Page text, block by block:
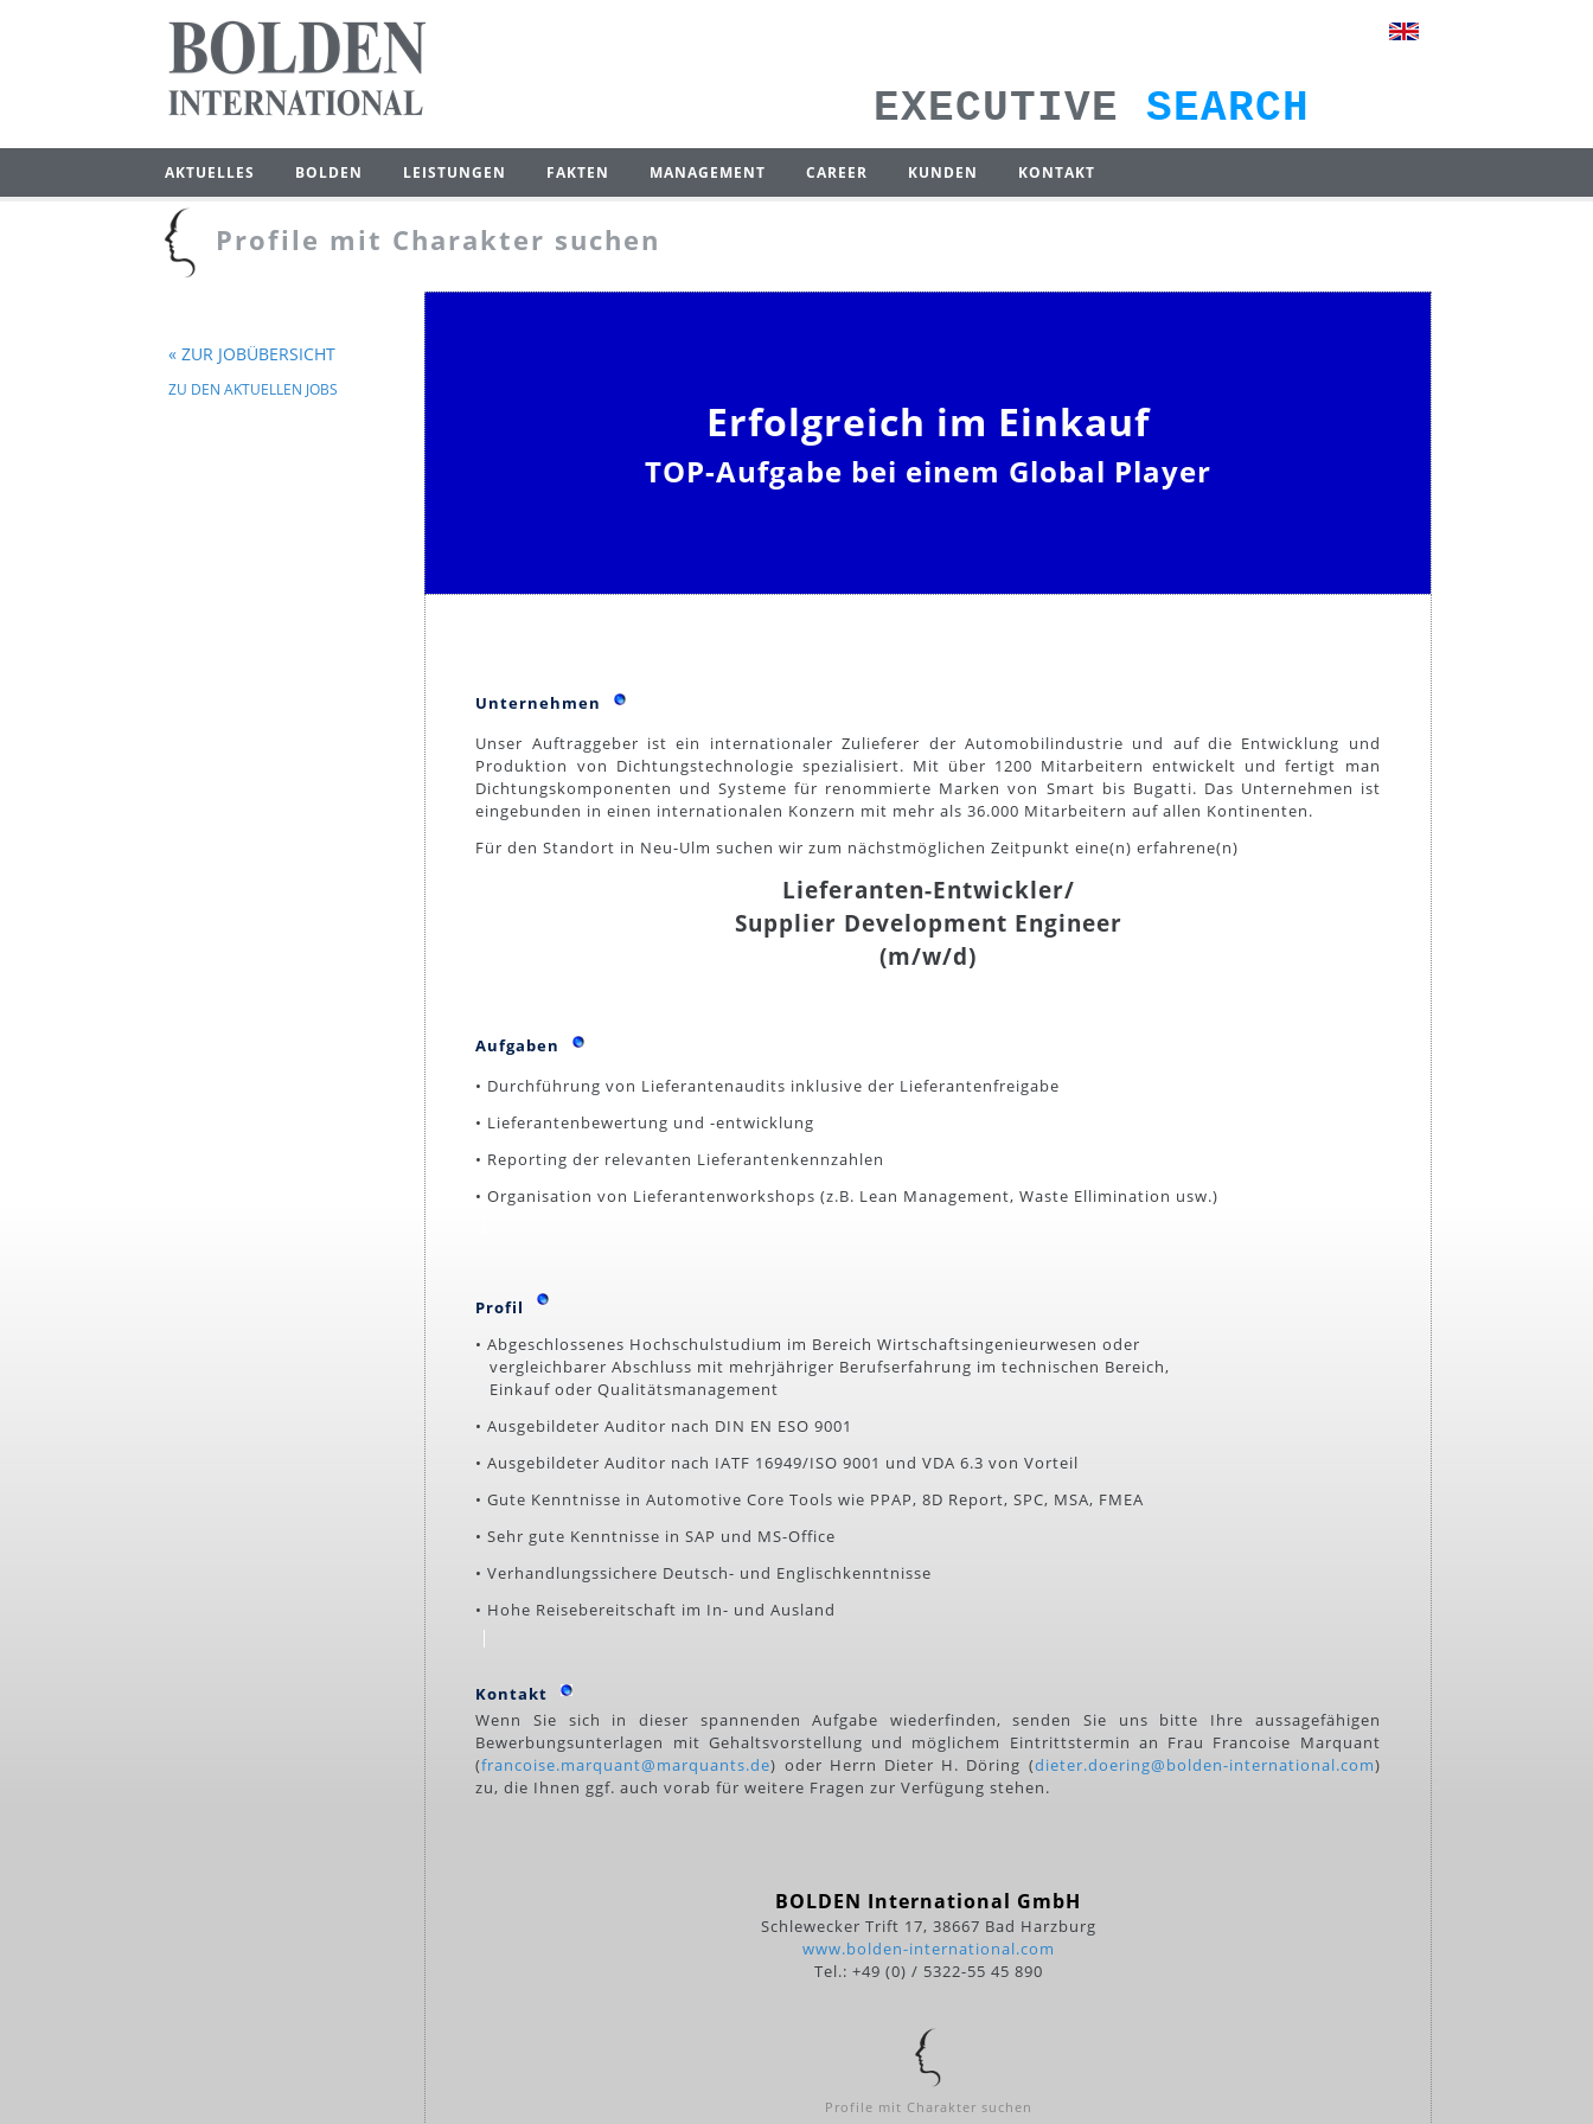
EXECUTIVE SEARCH
AKTUELLES BOLDEN LEISTUNGEN FAKTEN MANAGEMENT CAREER KUNDEN KONTAKT
Profile mit Charakter suchen
« ZUR JOBÜBERSICHT
ZU DEN AKTUELLEN JOBS
Erfolgreich im Einkauf
TOP-Aufgabe bei einem Global Player
Unternehmen
Unser Auftraggeber ist ein internationaler Zulieferer der Automobilindustrie und auf die Entwicklung und
Produktion von Dichtungstechnologie spezialisiert. Mit über 1200 Mitarbeitern entwickelt und fertigt man
Dichtungskomponenten und Systeme für renommierte Marken von Smart bis Bugatti. Das Unternehmen ist
eingebunden in einen internationalen Konzern mit mehr als 36.000 Mitarbeitern auf allen Kontinenten.
Für den Standort in Neu-Ulm suchen wir zum nächstmöglichen Zeitpunkt eine(n) erfahrene(n)
Lieferanten-Entwickler/
Supplier Development Engineer
(m/w/d)
Aufgaben
• Durchführung von Lieferantenaudits inklusive der Lieferantenfreigabe
• Lieferantenbewertung und -entwicklung
• Reporting der relevanten Lieferantenkennzahlen
• Organisation von Lieferantenworkshops (z.B. Lean Management, Waste Ellimination usw.)
Profil
• Abgeschlossenes Hochschulstudium im Bereich Wirtschaftsingenieurwesen oder
vergleichbarer Abschluss mit mehrjähriger Berufserfahrung im technischen Bereich,
Einkauf oder Qualitätsmanagement
• Ausgebildeter Auditor nach DIN EN ESO 9001
• Ausgebildeter Auditor nach IATF 16949/ISO 9001 und VDA 6.3 von Vorteil
• Gute Kenntnisse in Automotive Core Tools wie PPAP, 8D Report, SPC, MSA, FMEA
• Sehr gute Kenntnisse in SAP und MS-Office
• Verhandlungssichere Deutsch- und Englischkenntnisse
• Hohe Reisebereitschaft im In- und Ausland
Kontakt
Wenn Sie sich in dieser spannenden Aufgabe wiederfinden, senden Sie uns bitte Ihre aussagefähigen
Bewerbungsunterlagen mit Gehaltsvorstellung und möglichem Eintrittstermin an Frau Francoise Marquant
(francoise.marquant@marquants.de) oder Herrn Dieter H. Döring (dieter.doering@bolden-international.com)
zu, die Ihnen ggf. auch vorab für weitere Fragen zur Verfügung stehen.
BOLDEN International GmbH
Schlewecker Trift 17, 38667 Bad Harzburg
www.bolden-international.com
Tel.: +49 (0) / 5322-55 45 890
Profile mit Charakter suchen